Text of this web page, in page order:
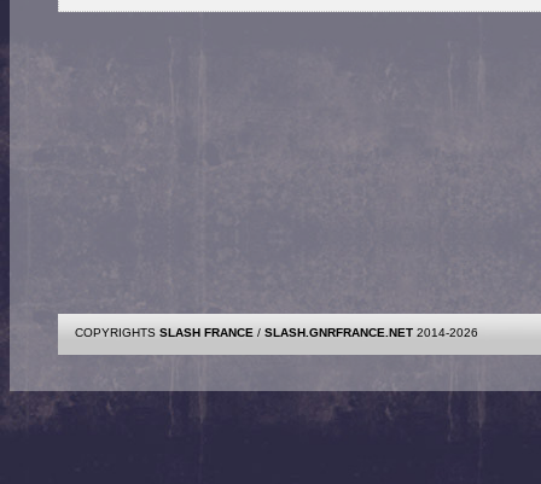
COPYRIGHTS SLASH FRANCE / SLASH.GNRFRANCE.NET 2014-2026